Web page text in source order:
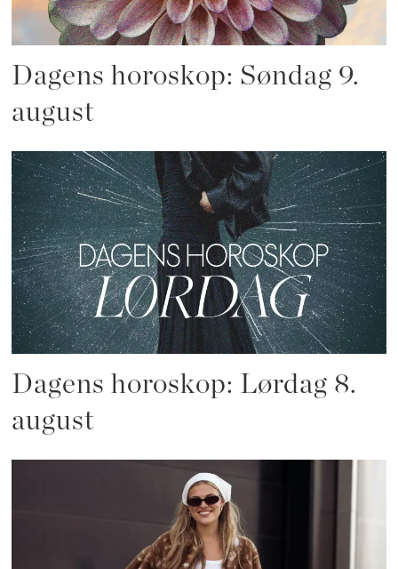
Dagens horoskop: Søndag 9.
august
Dagens horoskop: Lørdag 8.
august